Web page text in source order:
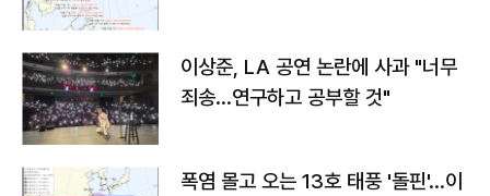
이상준, LA 공연 논란에 사과 "너무
죄송…연구하고 공부할 것"
폭염 몰고 오는 13호 태풍 '돌핀'…이